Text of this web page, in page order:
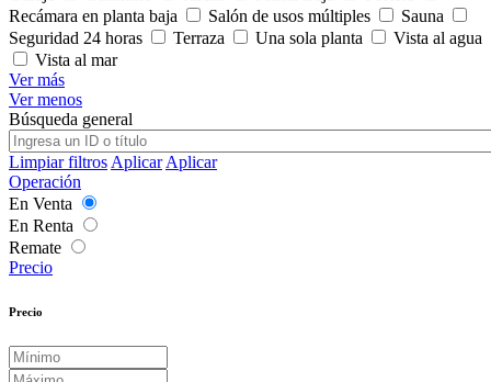
Recámara en planta baja
Salón de usos múltiples
Sauna
Seguridad 24 horas
Terraza Una sola planta
Vista al agua
Vista al mar
Ver más
Ver menos
Búsqueda general
Limpiar filtros Aplicar Aplicar
Operación
En Venta
En Renta
Remate
Precio
Precio